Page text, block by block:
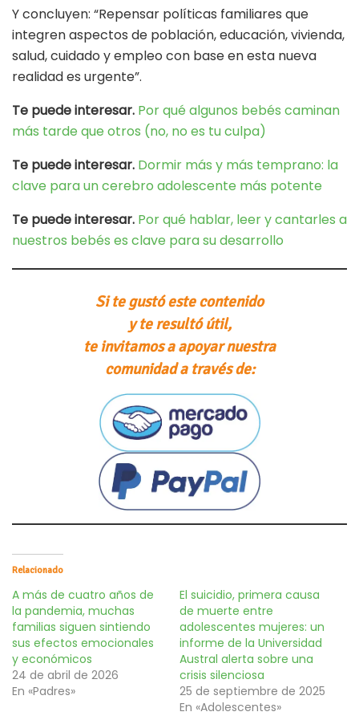
Y concluyen: “Repensar políticas familiares que
integren aspectos de población, educación, vivienda,
salud, cuidado y empleo con base en esta nueva
realidad es urgente”.
Te puede interesar. Por qué algunos bebés caminan
más tarde que otros (no, no es tu culpa)
Te puede interesar. Dormir más y más temprano: la
clave para un cerebro adolescente más potente
Te puede interesar. Por qué hablar, leer y cantarles a
nuestros bebés es clave para su desarrollo
Si te gustó este contenido
y te resultó útil,
te invitamos a apoyar nuestra
comunidad a través de:
Relacionado
A más de cuatro años de
la pandemia, muchas
familias siguen sintiendo
sus efectos emocionales
y económicos
24 de abril de 2026
En «Padres»
El suicidio, primera causa
de muerte entre
adolescentes mujeres: un
informe de la Universidad
Austral alerta sobre una
crisis silenciosa
25 de septiembre de 2025
En «Adolescentes»